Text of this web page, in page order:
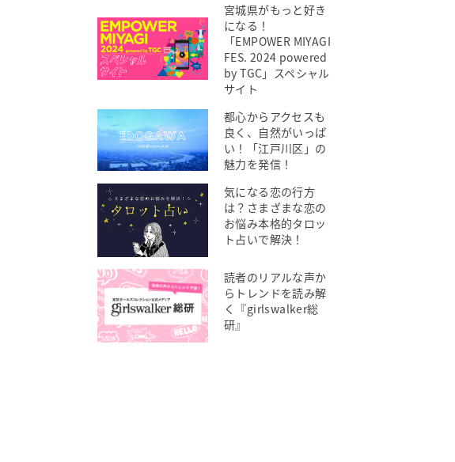
宮城県がもっと好き
になる！
「EMPOWER MIYAGI
FES. 2024 powered
by TGC」スペシャル
サイト
都心からアクセスも
良く、自然がいっぱ
い！「江戸川区」の
魅力を発信！
気になる恋の行方
は？さまざまな恋の
お悩み本格的タロッ
ト占いで解決！
読者のリアルな声か
らトレンドを読み解
く『girlswalker総
研』